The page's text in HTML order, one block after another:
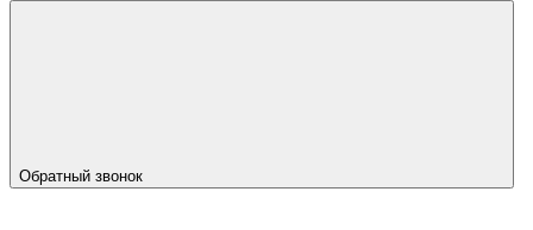
Обратный звонок